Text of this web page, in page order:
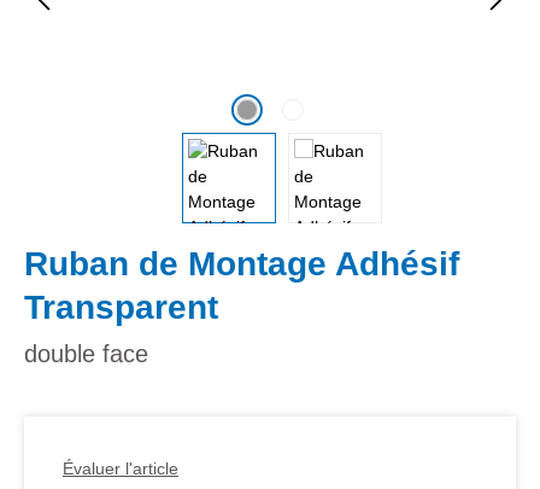
Ruban de Montage Adhésif
Transparent
double face
Évaluer l'article